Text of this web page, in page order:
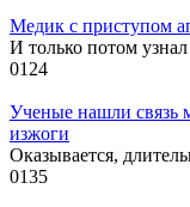
Медик с приступом
И только потом
0124
Ученые нашли связь
изжоги
Оказывается,
0135